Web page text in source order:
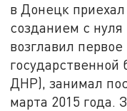
в Донецк
созданием с нуля
возглавил
ДНР), занимал
марта 2015 года.